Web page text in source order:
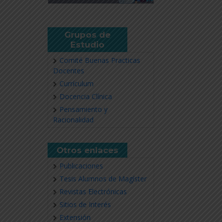
Grupos de
Estudio
Comité Buenas Practicas
Docentes
Currículum
Docencia Clínica
Pensamiento y
Racionalidad
Otros enlaces
Publicaciones
Tesis Alumnos de Magíster
Revistas Electrónicas
Sitios de Interés
Extensión